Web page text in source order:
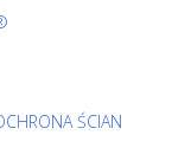
ŚCIAN